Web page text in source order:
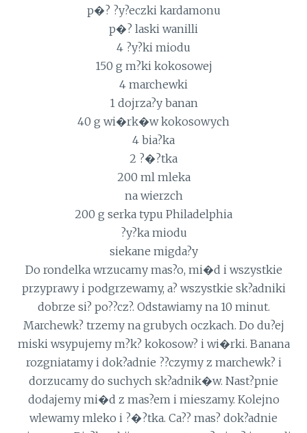
p�? ?y?eczki kardamonu
p�? laski wanilli
4 ?y?ki miodu
150 g m?ki kokosowej
4 marchewki
1 dojrza?y banan
40 g wi�rk�w kokosowych
4 bia?ka
2 ?�?tka
200 ml mleka
na wierzch
200 g serka typu Philadelphia
?y?ka miodu
siekane migda?y
Do rondelka wrzucamy mas?o, mi�d i wszystkie
przyprawy i podgrzewamy, a? wszystkie sk?adniki
dobrze si? po??cz?. Odstawiamy na 10 minut.
Marchewk? trzemy na grubych oczkach. Do du?ej
miski wsypujemy m?k? kokosow? i wi�rki. Banana
rozgniatamy i dok?adnie ??czymy z marchewk? i
dorzucamy do suchych sk?adnik�w. Nast?pnie
dodajemy mi�d z mas?em i mieszamy. Kolejno
wlewamy mleko i ?�?tka. Ca?? mas? dok?adnie